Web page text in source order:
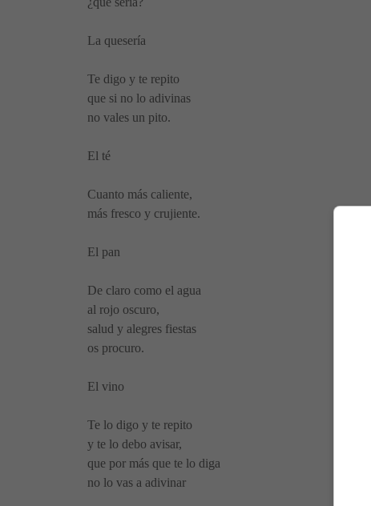
La quesería
Te digo y te repito
que si no lo adivinas
no vales un pito.
El té
Cuanto más caliente,
más fresco y crujiente.
El pan
De claro como el agua
al rojo oscuro,
salud y alegres fiestas
os procuro.
El vino
Te lo digo y te repito
y te lo debo avisar,
que por más que te lo diga
no lo vas a adivinar